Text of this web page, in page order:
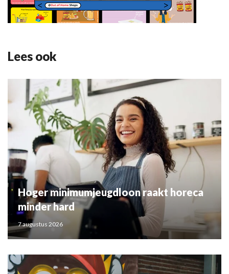
Lees ook
Hoger minimumjeugdloon raakt horeca
minder hard
7 augustus 2026